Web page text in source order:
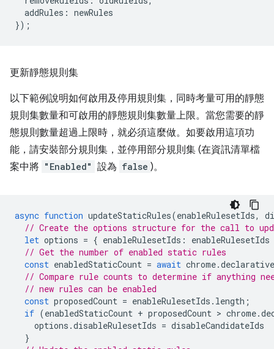
addRules : newRules
});
更新靜態規則集
以下範例說明如何啟用及停用規則集，同時考量可用的靜態
規則集數量和可啟用的靜態規則集數量上限。當您需要的靜
態規則數量超過上限時，就必須這麼做。如要啟用這項功
能，請安裝部分規則集，並停用部分規則集 (在資訊清單檔
案中將 "Enabled" 設為 false )。
async function updateStaticRules(enableRulesetIds,
// Create the options structure for the call to
let options = { enableRulesetIds :
enableRulesetIds
// Get the number of enabled static rules
const enabledStaticCount = await chrome.
// Compare rule counts to determine if anything
// new rules can be enabled
const proposedCount = enableRulesetIds . length ;
if (enabledStaticCount + proposedCount > chrome.
options .disableRulesetIds = disableCandidateIds
}